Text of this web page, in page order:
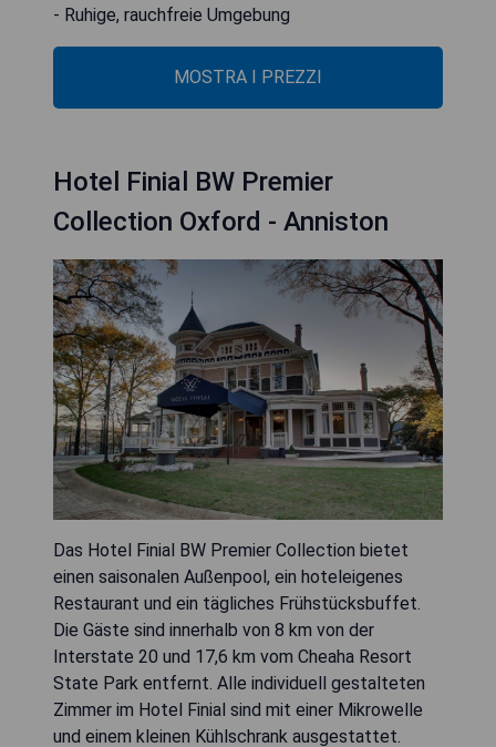
- Ruhige, rauchfreie Umgebung
MOSTRA I PREZZI
Hotel Finial BW Premier
Collection Oxford - Anniston
Das Hotel Finial BW Premier Collection bietet
einen saisonalen Außenpool, ein hoteleigenes
Restaurant und ein tägliches Frühstücksbuffet.
Die Gäste sind innerhalb von 8 km von der
Interstate 20 und 17,6 km vom Cheaha Resort
State Park entfernt. Alle individuell gestalteten
Zimmer im Hotel Finial sind mit einer Mikrowelle
und einem kleinen Kühlschrank ausgestattet.